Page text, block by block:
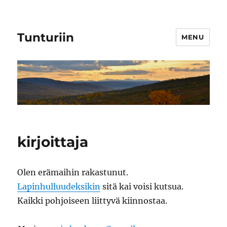
Tunturiin MENU
kirjoittaja
Olen erämaihin rakastunut.
Lapinhulluudeksikin sitä kai voisi kutsua.
Kaikki pohjoiseen liittyvä kiinnostaa.